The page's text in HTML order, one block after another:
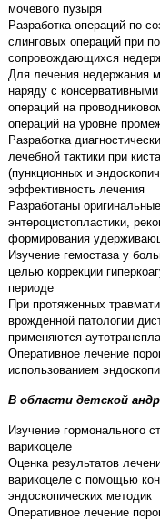
мочевого пузыря
Разработка операций по
слинговых операций при
сопровождающихся
Для лечения недержания
наряду с
операций на
операций на уровне
Разработка
лечебной тактики при
(пункционных и
эффективность лечения
Разработаны
энтероцистопластики,
формирования
Изучение гемостаза у
целью коррекции
периоде
При протяженных
врожденной патологии
применяются
Оперативное лечение
использованием
В области детской
Изучение гормонального
варикоцеле
Оценка результатов
варикоцеле с помощью
эндоскопических методик
Оперативное лечение